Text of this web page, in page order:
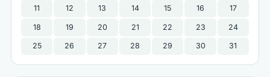
11 12 13 14 15 16 17
18 19 20 21 22 23 24
25 26 27 28 29 30 31